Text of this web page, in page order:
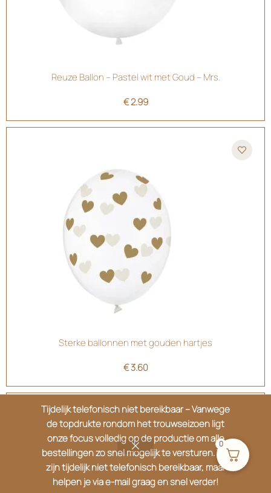
Tijdelijk telefonisch niet bereikbaar – Vanwege
de topdrukte rondom het trouwseizoen ligt
onze focus volledig op de productie om alle
bestellingen zo snel mogelijk te versturen. We
zijn tijdelijk niet telefonisch bereikbaar, maar
helpen je via e-mail graag en snel verder!
Reuze Ballon – Pastel wit met Goud – Mrs.
€2.99
Sterke ballonnen met gouden hartjes
€3.60
0